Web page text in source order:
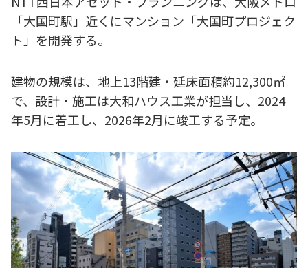
「大国町駅」近くにマンション「大国町プロジェク
ト」を開発する。
建物の規模は、地上13階建・延床面積約12,300㎡
で、設計・施工は大和ハウス工業が担当し、2024
年5月に着工し、2026年2月に竣工する予定。